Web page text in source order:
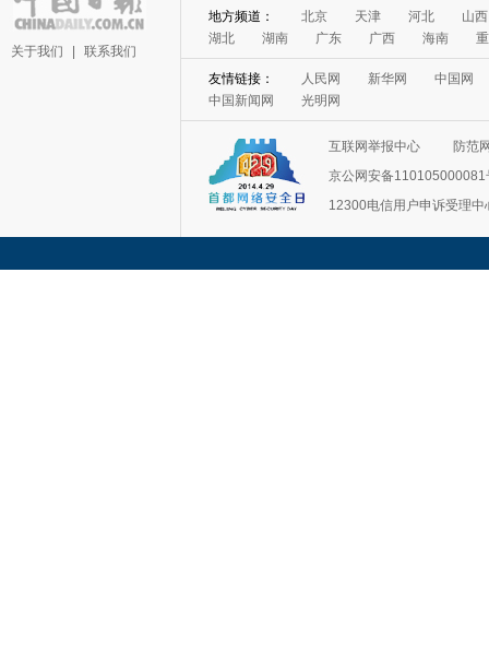
关于我们 联系我们
地方频道： 北京 天津 河北
山西
湖北
湖南 广东 广西 海南
友情链接： 人民网 新华网
中国网
中国新闻网
光明网
互联网举报中心
防范
京公网安备110105000081
12300电信用户申诉受理中